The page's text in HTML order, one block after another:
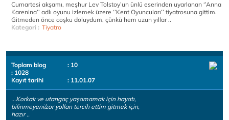
Cumartesi akşamı, meşhur Lev Tolstoy’un ünlü eserinden uyarlanan ‘’Anna
Karenina’’ adlı oyunu izlemek üzere ‘’Kent Oyuncuları’’ tiyatrosuna gittim.
Gitmeden önce coşku doluydum, çünkü hem uzun yıllar ..
Kategori : Tiyatro
Toplam blog
: 10
: 1028
Kayıt tarihi
: 11.01.07
...Korkak ve utangaç yaşamamak için hayatı,
bilinmeyeni/zor yolları tercih ettim gitmek için,
hazır ..